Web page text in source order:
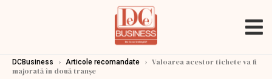
DCBusiness › Articole recomandate › Valoarea acestor tichete va fi
majorată în două tranșe